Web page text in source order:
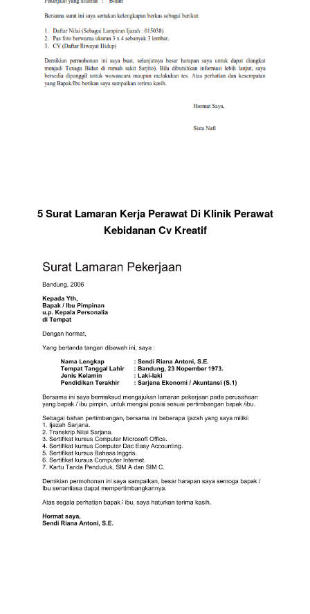
5 Surat Lamaran Kerja Perawat Di Klinik Perawat
Kebidanan Cv Kreatif